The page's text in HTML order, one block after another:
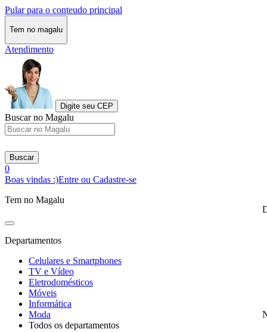
Pular para o conteudo principal
Tem no magalu
Atendimento
Digite seu CEP
Buscar no Magalu
Buscar
0
Boas vindas :)Entre ou Cadastre-se
Tem no Magalu
Departamentos
Celulares e Smartphones
TV e Vídeo
Eletrodomésticos
Móveis
Informática
Moda
Todos os departamentos